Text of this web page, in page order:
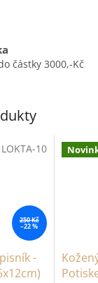
částky 3000,-Kč
250 Kč
–22 %
-
LOKTA-10